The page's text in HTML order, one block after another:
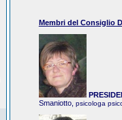
Membri del Consiglio
Smaniotto, psicologa